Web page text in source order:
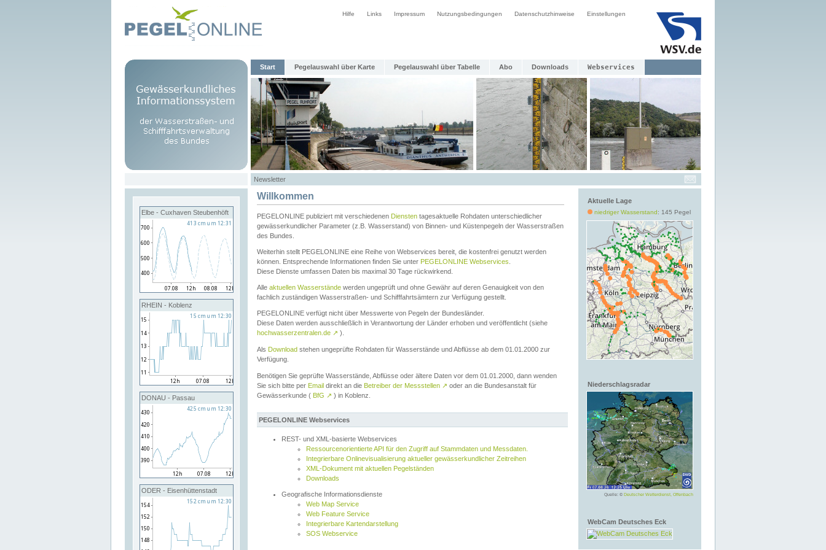
Hilfe Links Impressum Nutzungsbedingungen Datenschutzhinweise Einstellungen
Start Pegelauswahl über Karte Pegelauswahl über Tabelle Abo Downloads Webservices
Newsletter
Elbe - Cuxhaven Steubenhöft
RHEIN - Koblenz
DONAU - Passau
ODER - Eisenhüttenstadt
Aktuelle Lage
niedriger Wasserstand: 145 Pegel
Niederschlagsradar
Quelle: © Deutscher Wetterdienst, Offenbach
WebCam Deutsches Eck
Willkommen
PEGELONLINE publiziert mit verschiedenen Diensten tagesaktuelle Rohdaten unterschiedlicher
gewässerkundlicher Parameter (z.B. Wasserstand) von Binnen- und Küstenpegeln der Wasserstraßen
des Bundes.
Weiterhin stellt PEGELONLINE eine Reihe von Webservices bereit, die kostenfrei genutzt werden
können. Entsprechende Informationen finden Sie unter PEGELONLINE Webservices
Diese Dienste umfassen Daten bis maximal 30 Tage rückwirkend.
Alle aktuellen Wasserstände werden ungeprüft und ohne Gewähr auf deren Genauigkeit von den
fachlich zuständigen Wasserstraßen- und Schifffahrtsämtern zur Verfügung gestellt.
PEGELONLINE verfügt nicht über Messwerte von Pegeln der Bundesländer.
Diese Daten werden ausschließlich in Verantwortung der Länder erhoben und veröffentlicht (siehe
hochwasserzentralen.de ↗ ).
Als Download stehen ungeprüfte Rohdaten für Wasserstände und Abflüsse ab dem 01.01.2000 zur
Verfügung.
Benötigen Sie geprüfte Wasserstände, Abflüsse oder ältere Daten vor dem 01.01.2000, dann wenden
Sie sich bitte per Email direkt an die Betreiber der Messstellen ↗ oder an die Bundesanstalt für
Gewässerkunde ( BfG ↗ ) in Koblenz.
PEGELONLINE Webservices
REST- und XML-basierte Webservices
Ressourcenorientierte API für den Zugriff auf Stammdaten und Messdaten.
Integrierbare Onlinevisualisierung aktueller gewässerkundlicher Zeitreihen
XML-Dokument mit aktuellen Pegelständen
Downloads
Geografische Informationsdienste
Web Map Service
Web Feature Service
Integrierbare Kartendarstellung
SOS Webservice